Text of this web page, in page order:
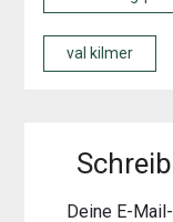
val kilmer
Deine E-